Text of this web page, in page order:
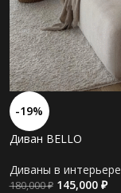
-19%
Диван BELLO
Диваны в интерьере
180,000₽ 145,000 ₽